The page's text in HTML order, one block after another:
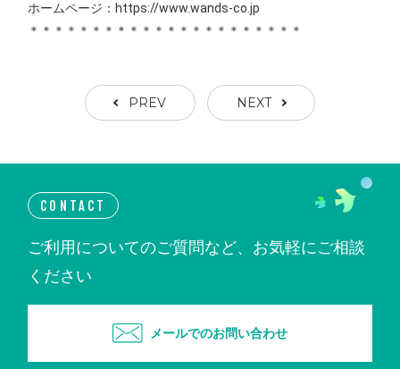
ホームページ：https://www.wands-co.jp
＊＊＊＊＊＊＊＊＊＊＊＊＊＊＊＊＊＊＊＊＊＊
PREV NEXT
CONTACT
ご利用についてのご質問など、お気軽にご相談
ください
メールでのお問い合わせ